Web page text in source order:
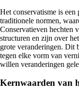
Het conservatisme is
traditionele normen,
Conservatieven hechten
structuren en zijn over
grote veranderingen. Dit
tegen elke vorm van
willen veranderingen
Kernwaarden van